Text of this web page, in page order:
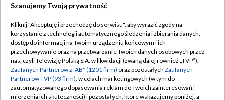
TVP
Abonament TVP
Emisja w TVP
Centrum informacji TVP
Regulamin TVP
Polityka prywatności
Moje zgody
Szanujemy Twoją prywatność
Kliknij "Akceptuję i przechodzę do serwisu", aby wyrazić zgody na
korzystanie z technologii automatycznego śledzenia i zbierania danych,
dostęp do informacji na Twoim urządzeniu końcowym i ich
przechowywanie oraz na przetwarzanie Twoich danych osobowych przez
nas, czyli Telewizję Polską S.A. w likwidacji (zwaną dalej również „TVP”),
Zaufanych Partnerów z IAB* (1201 firm) oraz pozostałych Zaufanych
Partnerów TVP (93 firm), w celach marketingowych (w tym do
zautomatyzowanego dopasowania reklam do Twoich zainteresowań i
mierzenia ich skuteczności) i pozostałych, które wskazujemy poniżej, a